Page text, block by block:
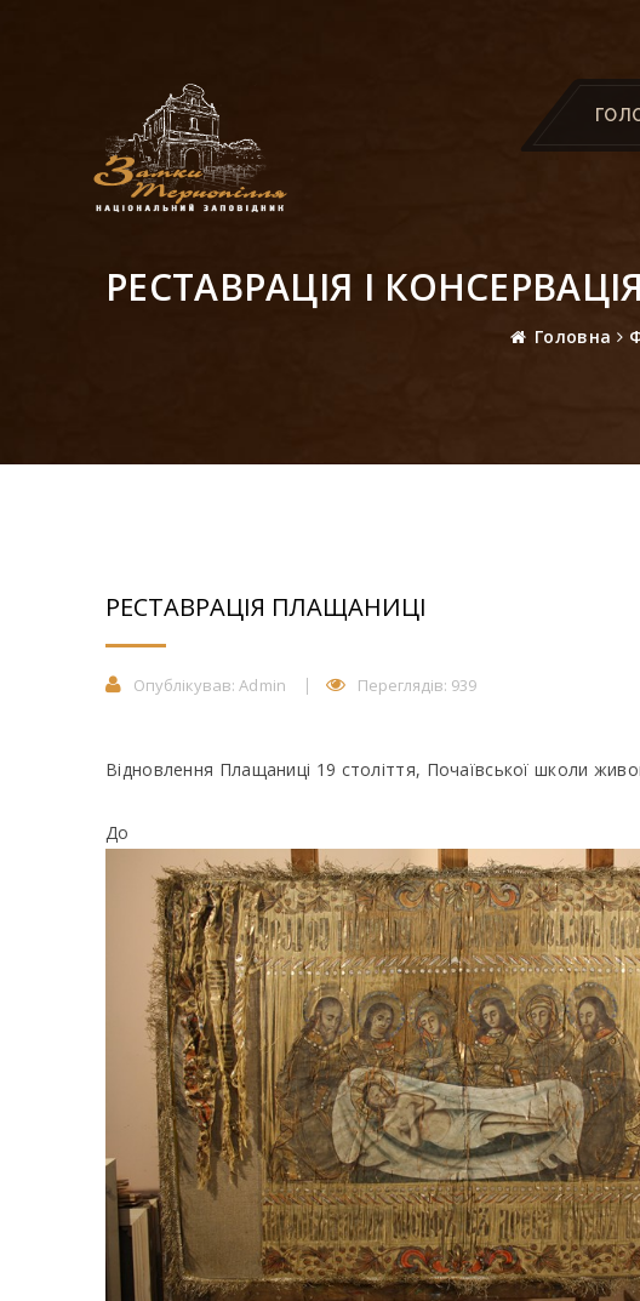
РЕСТАВРАЦІЯ І
Головна
РЕСТАВРАЦІЯ ПЛАЩАНИЦІ
Опублікував: Admin Переглядів: 939
Відновлення Плащаниці 19 століття, Почаївської школи
До